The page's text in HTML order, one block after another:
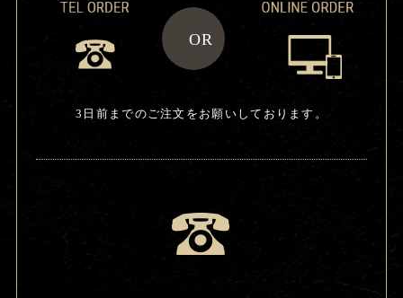
OR
3日前までのご注文をお願いしております。